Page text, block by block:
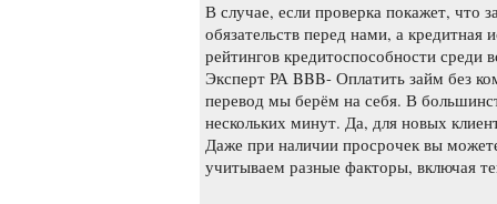
В случае, если проверка покажет, что
обязательств перед нами, а
рейтингов кредитоспособности среди
Эксперт РА BBB- Оплатить займ без
перевод мы берём на себя. В
нескольких минут. Да, для новых
Даже при наличии просрочек вы
учитываем разные факторы, включая